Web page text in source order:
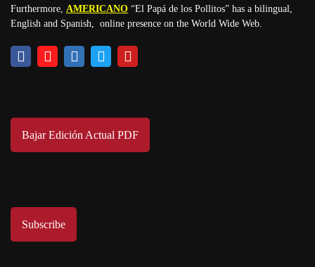
Furthermore, AMERICANO “El Papá de los Pollitos” has a bilingual,
English and Spanish, online presence on the World Wide Web.
Bajar Edición Actual PDF
Subscribe